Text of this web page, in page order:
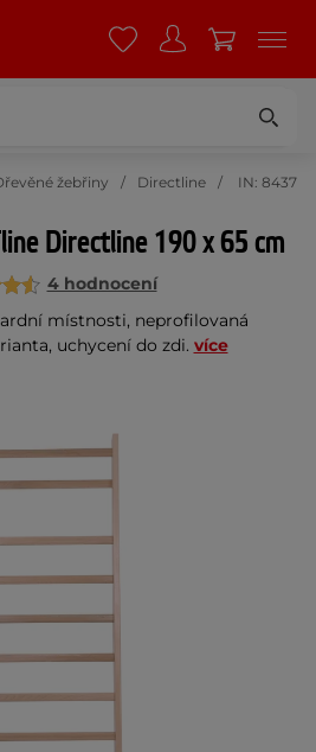
žebřiny Directline IN: 8437
Directline 190 x 65 cm
4 hodnocení
místnosti, neprofilovaná
uchycení do zdi. více